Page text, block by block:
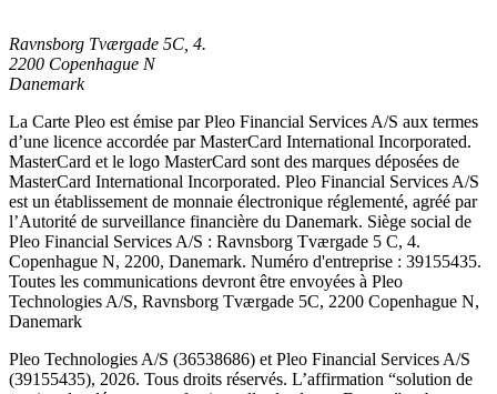
Ravnsborg Tværgade 5C, 4.
2200 Copenhague N
Danemark
La Carte Pleo est émise par Pleo Financial Services A/S aux termes
d’une licence accordée par MasterCard International Incorporated.
MasterCard et le logo MasterCard sont des marques déposées de
MasterCard International Incorporated. Pleo Financial Services A/S
est un établissement de monnaie électronique réglementé, agréé par
l’Autorité de surveillance financière du Danemark. Siège social de
Pleo Financial Services A/S : Ravnsborg Tværgade 5 C, 4.
Copenhague N, 2200, Danemark. Numéro d'entreprise : 39155435.
Toutes les communications devront être envoyées à Pleo
Technologies A/S, Ravnsborg Tværgade 5C, 2200 Copenhague N,
Danemark
Pleo Technologies A/S (36538686) et Pleo Financial Services A/S
(39155435), 2026. Tous droits réservés. L’affirmation “solution de